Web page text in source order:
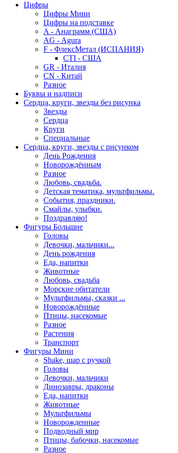
Цифры
Цифры Мини
Цифры на подставке
A - Анаграмм (США)
AG - Agura
F - ФлексМетал (ИСПАНИЯ)
CTI - США
GR - Италия
CN - Китай
Разное
Буквы и надписи
Сердца, круги, звезды без рисунка
Звезды
Сердца
Круги
Специальные
Сердца, круги, звезды с рисунком
День Рождения
Новорождённым
Разное
Любовь, свадьба.
Детская тематика, мультфильмы.
События, праздники.
Смайлы, улыбки.
Поздравляю!
Фигуры Большие
Головы
Девочки, мальчики...
День рождения
Еда, напитки
Животные
Любовь, свадьба
Морские обитатели
Мультфильмы, сказки ...
Новорождённые
Птицы, насекомые
Разное
Растения
Транспорт
Фигуры Мини
Shake, шар с ручкой
Головы
Девочки, мальчики
Динозавры, драконы
Еда, напитки
Животные
Мультфильмы
Новорожденные
Подводный мир
Птицы, бабочки, насекомые
Разное